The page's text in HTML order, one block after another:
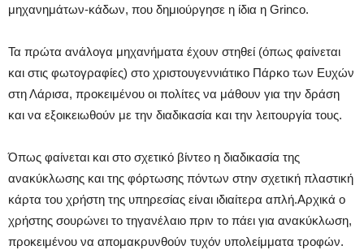
μηχανημάτων-κάδων, που δημιούργησε η ίδια η Grinco.
Τα πρώτα ανάλογα μηχανήματα έχουν στηθεί (όπως φαίνεται
και στις φωτογραφίες) στο χριστουγεννιάτικο Πάρκο των Ευχών
στη Λάρισα, προκειμένου οι πολίτες να μάθουν για την δράση
και να εξοικειωθούν με την διαδικασία και την λειτουργία τους.
Όπως φαίνεται και στο σχετικό βίντεο η διαδικασία της
ανακύκλωσης και της φόρτωσης πόντων στην σχετική πλαστική
κάρτα του χρήστη της υπηρεσίας είναι ιδιαίτερα απλή.Αρχικά ο
χρήστης σουρώνει το τηγανέλαιο πριν το πάει για ανακύκλωση,
προκειμένου να απομακρυνθούν τυχόν υπολείμματα τροφών.